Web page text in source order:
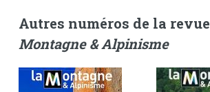
Autres numéros de la revue
Montagne & Alpinisme